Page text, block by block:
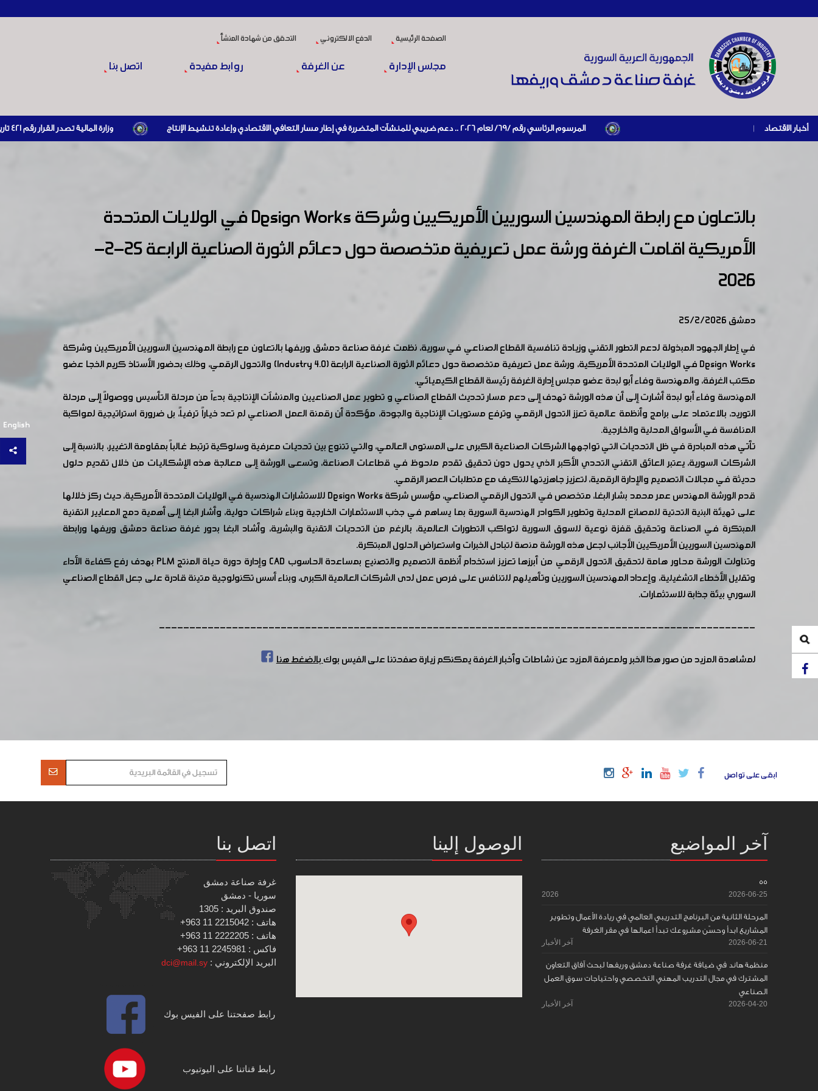
الصفحة الرئيسية الدفع الالكتروني التحقق من شهادة المنشأ
مجلس الإدارة عن الغرفة روابط مفيدة اتصل بنا
أخبار الاقتصاد | المرسوم الرئاسي رقم /69/ لعام 2026 .. دعم ضريبي للمنشآت المتضررة في إطار مسار التعافي الاقتصادي وإعادة تنشيط الإنتاج وزارة المالية تصدر القرار رقم 421 تاريخ 24/3/2026 المتضمن الزام المستوردين بإبراز براءة ذمة مالية سارية صادرة عن الهيئة العامة للضرائب والرسوم أو مديرياتها عند القيام بعمليات الاستيراد
English
بالتعاون مع رابطة المهندسين السوريين الأمريكيين وشركة Design Works في الولايات المتحدة
الأمريكية اقامت الغرفة ورشة عمل تعريفية متخصصة حول دعائم الثورة الصناعية الرابعة 25-2-
2026
دمشق 25/2/2026
في إطار الجهود المبذولة لدعم التطور التقني وزيادة تنافسية القطاع الصناعي في سورية، نظمت غرفة صناعة دمشق وريفها بالتعاون مع رابطة المهندسين السوريين الأمريكيين وشركة
Design Works في الولايات المتحدة الأمريكية، ورشة عمل تعريفية متخصصة حول دعائم الثورة الصناعية الرابعة (Industry 4.0) والتحول الرقمي، وذلك بحضور الأستاذ كريم الخجا عضو
مكتب الغرفة، والمهندسة وفاء أبو لبدة عضو مجلس إدارة الغرفة رئيسة القطاع الكيميائي.
المهندسة وفاء أبو لبدة أشارت إلى أن هذه الورشة تهدف إلى دعم مسار تحديث القطاع الصناعي و تطوير عمل الصناعيين والمنشآت الإنتاجية بدءاً من مرحلة التأسيس ووصولاً إلى مرحلة
التوريد، بالاعتماد على برامج وأنظمة عالمية تعزز التحول الرقمي وترفع مستويات الإنتاجية والجودة، مؤكدة أن رقمنة العمل الصناعي لم تعد خياراً ترفياً، بل ضرورة استراتيجية لمواكبة
المنافسة في الأسواق المحلية والخارجية.
تأتي هذه المبادرة في ظل التحديات التي تواجهها الشركات الصناعية الكبرى على المستوى العالمي، والتي تتنوع بين تحديات معرفية وسلوكية ترتبط غالباً بمقاومة التغيير، بالنسبة إلى
الشركات السورية، يعتبر العائق التقني التحدي الأكبر الذي يحول دون تحقيق تقدم ملحوظ في قطاعات الصناعة، وتسعى الورشة إلى معالجة هذه الإشكاليات من خلال تقديم حلول
حديثة في مجالات التصميم والإدارة الرقمية، لتعزيز جاهزيتها للتكيف مع متطلبات العصر الرقمي.
قدم الورشة المهندس عمر محمد بشار البغا، متخصص في التحول الرقمي الصناعي، مؤسس شركة Design Works للاستشارات الهندسية في الولايات المتحدة الأمريكية، حيث ركز خلالها
على تهيئة البنية التحتية للمصانع المحلية وتطوير الكوادر الهندسية السورية بما يساهم في جذب الاستثمارات الخارجية وبناء شراكات دولية، وأشار البغا إلى أهمية دمج المعايير التقنية
المبتكرة في الصناعة وتحقيق قفزة نوعية للسوق السورية لتواكب التطورات العالمية، بالرغم من التحديات التقنية والبشرية، وأشاد البغا بدور غرفة صناعة دمشق وريفها ورابطة
المهندسين السوريين الأمريكيين الأجانب لجعل هذه الورشة منصة لتبادل الخبرات واستعراض الحلول المبتكرة.
وتناولت الورشة محاور هامة لتحقيق التحول الرقمي من أبرزها تعزيز استخدام أنظمة التصميم والتصنيع بمساعدة الحاسوب CAD وإدارة دورة حياة المنتج PLM بهدف رفع كفاءة الأداء
وتقليل الأخطاء التشغيلية، وإعداد المهندسين السوريين وتأهيلهم للتنافس على فرص عمل لدى الشركات العالمية الكبرى، وبناء أسس تكنولوجية متينة قادرة على جعل القطاع الصناعي
السوري بيئة جذابة للاستثمارات.
--------------------------------------------------------------------------------------------------
لمشاهدة المزيد من صور هذا الخبر ولمعرفة المزيد عن نشاطات وأخبار الغرفة يمكنكم زيارة صفحتنا على الفيس بوكبالضغط هنا
ابقى على تواصل
آخر المواضيع
55
2026-06-25
2026
المرحلة الثانية من البرنامج التدريبي العالمي في ريادة الأعمال وتطوير
المشاريع ابدأ وحسّن مشروعك تبدأ اعمالها في مقر الغرفة
2026-06-21 آخر الأخبار
منظمة هاند في ضيافة غرفة صناعة دمشق وريفها لبحث آفاق التعاون
المشترك في مجال التدريب المهني التخصصي واحتياجات سوق العمل
الصناعي
2026-04-20 آخر الأخبار
الوصول إلينا اتصل بنا
غرفة صناعة دمشق
سوريا - دمشق
صندوق البريد : 1305
هاتف : 2215042 11 963+
هاتف : 2222205 11 963+
فاكس : 2245981 11 963+
البريد الإلكتروني : dci@mail.sy
رابط صفحتنا على الفيس بوك
رابط قناتنا على اليوتيوب